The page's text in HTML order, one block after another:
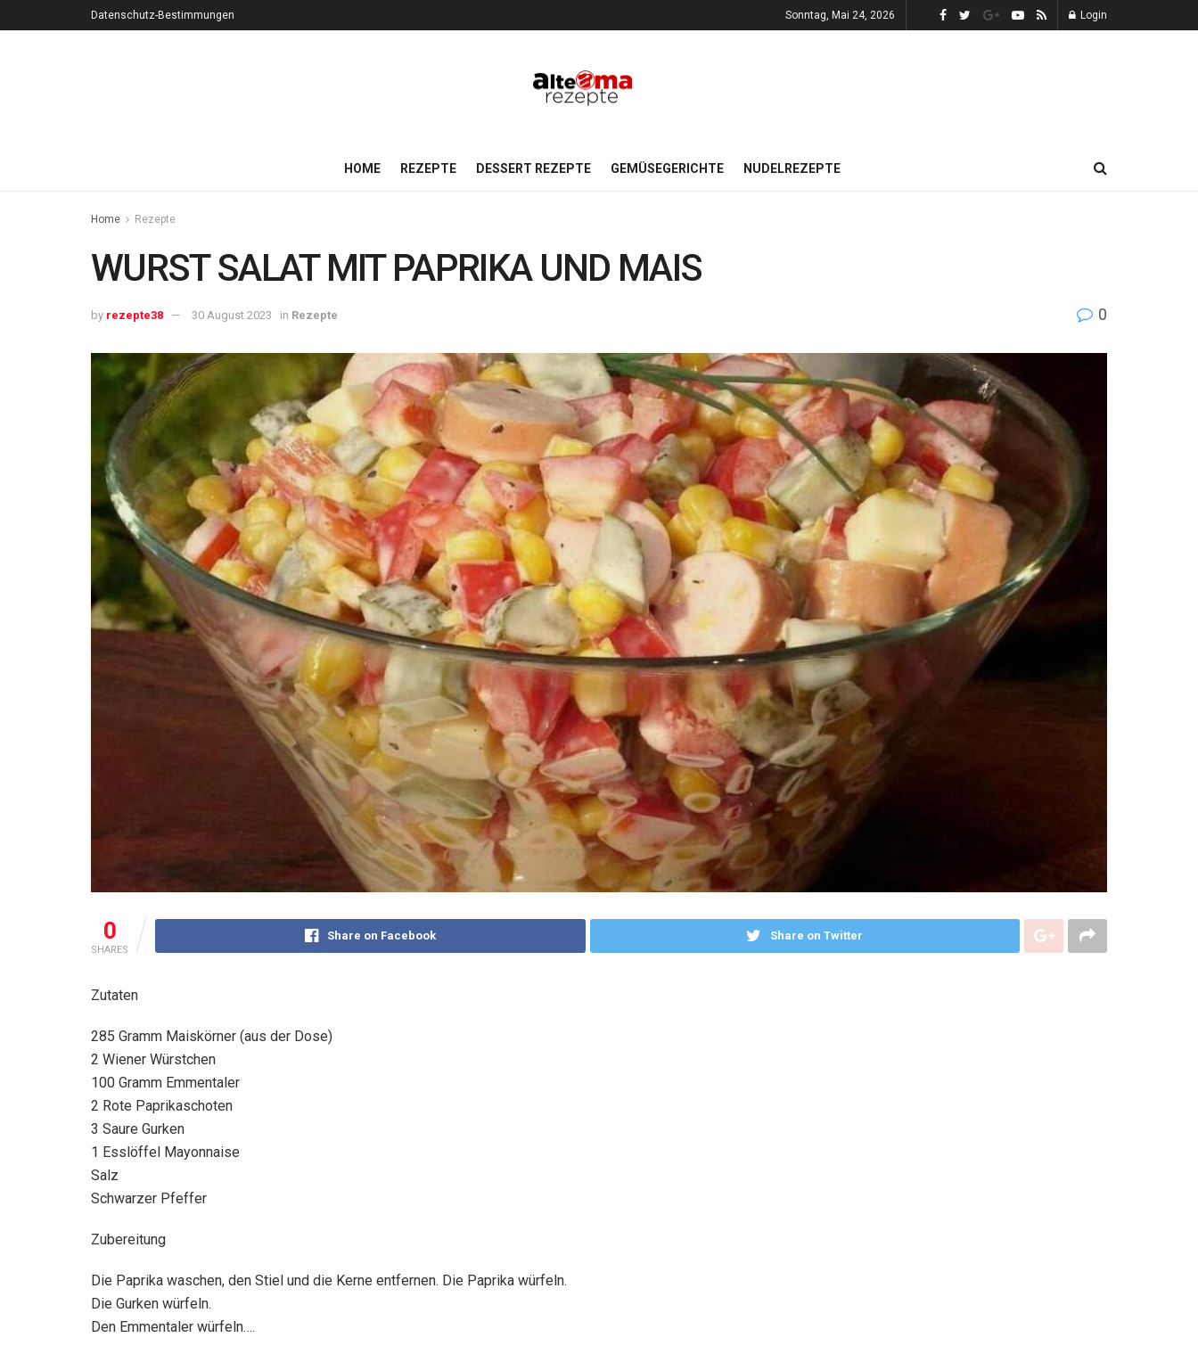
Datenschutz-Bestimmungen Sonntag, Mai 24, 2026 Login
HOME REZEPTE DESSERT REZEPTE GEMÜSEGERICHTE NUDELREZEPTE
Home Rezepte
WURST SALAT MIT PAPRIKA UND MAIS
by rezepte38 30 August 2023 in Rezepte 0
0
SHARES
Share on Facebook Share on Twitter
Zutaten
285 Gramm Maiskörner (aus der Dose)
2 Wiener Würstchen
100 Gramm Emmentaler
2 Rote Paprikaschoten
3 Saure Gurken
1 Esslöffel Mayonnaise
Salz
Schwarzer Pfeffer
Zubereitung
Die Paprika waschen, den Stiel und die Kerne entfernen. Die Paprika würfeln.
Die Gurken würfeln.
Den Emmentaler würfeln….